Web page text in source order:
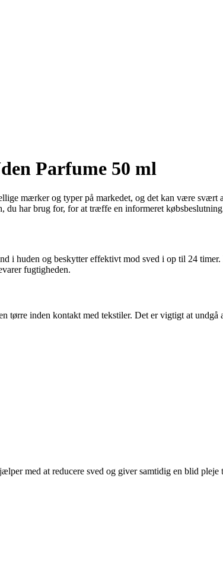
Parfume 50 ml
mærker og typer på markedet, og det kan være
du har brug for, for at træffe en informeret
i huden og beskytter effektivt mod sved i op til 24
fugtigheden.
tørre inden kontakt med tekstiler. Det er vigtigt at
med at reducere sved og giver samtidig en blid pleje